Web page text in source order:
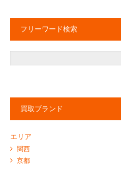
フリーワード検索
買取ブランド
エリア
関西
京都